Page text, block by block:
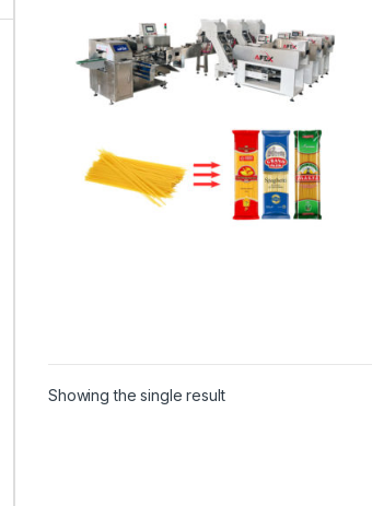
Showing the single result